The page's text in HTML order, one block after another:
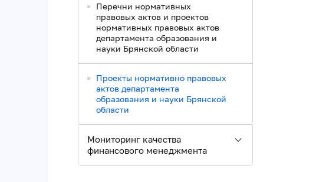
Перечни нормативных
правовых актов и проектов
нормативных правовых актов
департамента образования и
науки Брянской области
Проекты нормативно правовых
актов департамента
образования и науки Брянской
области
Мониторинг качества
финансового менеджмента